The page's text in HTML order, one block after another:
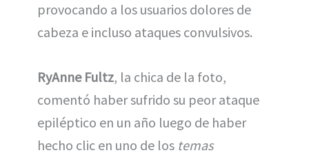
provocando a los usuarios dolores de
cabeza e incluso ataques convulsivos.
RyAnne Fultz, la chica de la foto,
comentó haber sufrido su peor ataque
epiléptico en un año luego de haber
hecho clic en uno de los temas